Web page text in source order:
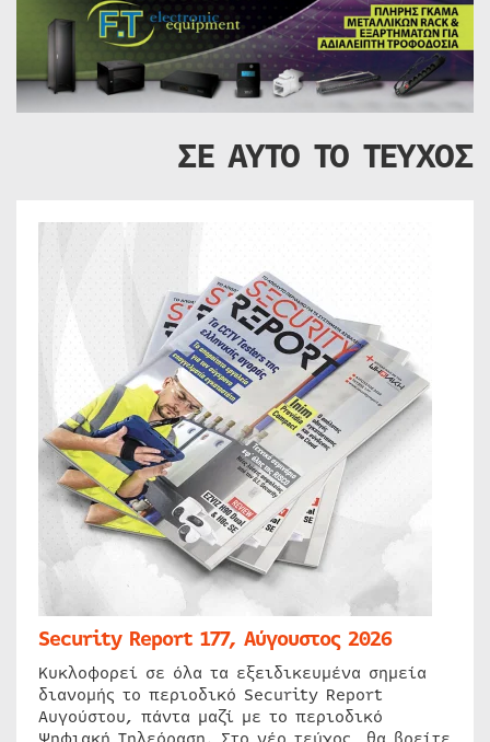
ΣΕ ΑΥΤΟ ΤΟ ΤΕΥΧΟΣ
Security Report 177, Αύγουστος 2026
Κυκλοφορεί σε όλα τα εξειδικευμένα σημεία
διανομής το περιοδικό Security Report
Αυγούστου, πάντα μαζί με το περιοδικό